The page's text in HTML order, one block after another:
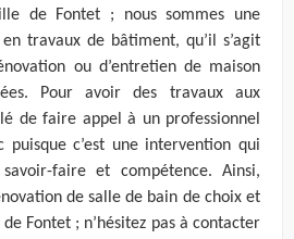
de Fontet ; nous sommes une
travaux de bâtiment, qu’il s’agit
ou d’entretien de maison
Pour avoir des travaux aux
de faire appel à un professionnel
puisque c’est une intervention qui
faire et compétence. Ainsi,
de salle de bain de choix et
Fontet ; n’hésitez pas à contacter